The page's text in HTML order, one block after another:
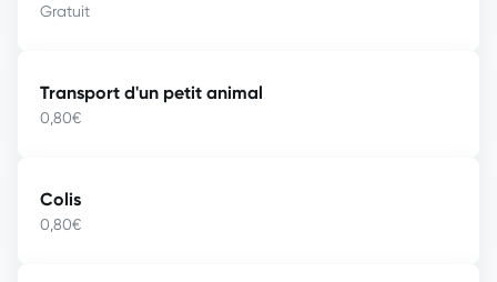
Gratuit
Transport d'un petit animal
0,80€
Colis
0,80€